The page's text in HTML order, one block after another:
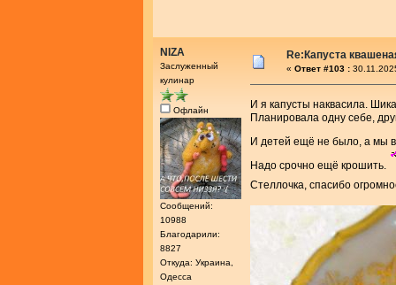
NIZA
Заслуженный
кулинар
Офлайн
Сообщений:
10988
Благодарили:
8827
Откуда: Украина,
Одесса
Re:Капуста
« Ответ #103 :
И я капусты наквасила.
Планировала одну себе,
И детей ещё не было, а мы
Надо срочно ещё крошить.
Стеллочка, спасибо